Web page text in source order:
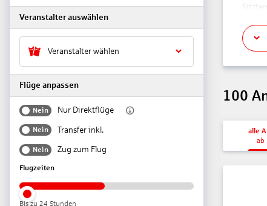
100
alle
ab
Veranstalter auswählen
Veranstalter wählen
Flüge anpassen
Nein Nur Direktflüge
Nein Transfer inkl.
Nein Zug zum Flug
Flugzeiten
Bis zu 24 Stunden